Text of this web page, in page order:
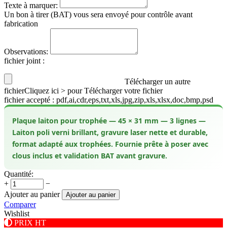
Texte à marquer:
Un bon à tirer (BAT) vous sera envoyé pour contrôle avant
fabrication
Observations:
fichier joint :
Télécharger un autre
fichierCliquez ici > pour Télécharger votre fichier
fichier accepté : pdf,ai,cdr,eps,txt,xls,jpg,zip,xls,xlsx,doc,bmp,psd
Plaque laiton pour trophée — 45 × 31 mm — 3 lignes —
Laiton poli verni brillant, gravure laser nette et durable,
format adapté aux trophées. Fournie prête à poser avec
clous inclus et validation BAT avant gravure.
Quantité:
+
−
Ajouter au panier
Ajouter au panier
Comparer
Wishlist
PRIX HT